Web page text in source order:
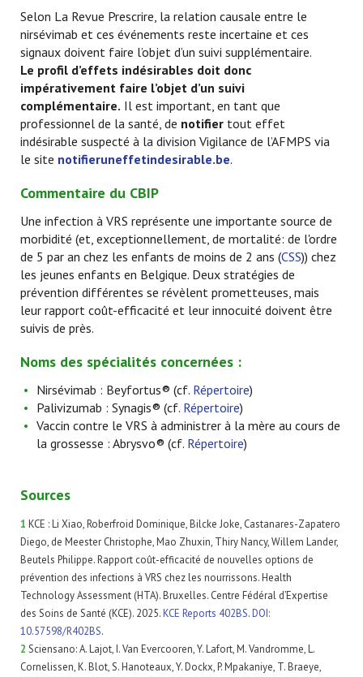
Selon La Revue Prescrire, la relation causale entre le
nirsévimab et ces événements reste incertaine et ces
signaux doivent faire l’objet d’un suivi supplémentaire.
Le profil d’effets indésirables doit donc
impérativement faire l’objet d’un suivi
complémentaire. Il est important, en tant que
professionnel de la santé, de notifier tout effet
indésirable suspecté à la division Vigilance de l’AFMPS via
le site notifieruneffetindesirable.be.
Commentaire du CBIP
Une infection à VRS représente une importante source de
morbidité (et, exceptionnellement, de mortalité: de l'ordre
de 5 par an chez les enfants de moins de 2 ans (CSS)) chez
les jeunes enfants en Belgique. Deux stratégies de
prévention différentes se révèlent prometteuses, mais
leur rapport coût-efficacité et leur innocuité doivent être
suivis de près.
Noms des spécialités concernées :
Nirsévimab : Beyfortus® (cf. Répertoire)
Palivizumab : Synagis® (cf. Répertoire)
Vaccin contre le VRS à administrer à la mère au cours de
la grossesse : Abrysvo® (cf. Répertoire)
Sources
1 KCE : Li Xiao, Roberfroid Dominique, Bilcke Joke, Castanares-Zapatero
Diego, de Meester Christophe, Mao Zhuxin, Thiry Nancy, Willem Lander,
Beutels Philippe. Rapport coût-efficacité de nouvelles options de
prévention des infections à VRS chez les nourrissons. Health
Technology Assessment (HTA). Bruxelles. Centre Fédéral d’Expertise
des Soins de Santé (KCE). 2025.KCE Reports 402BS.DOI:
10.57598/R402BS.
2 Sciensano: A. Lajot, I. Van Evercooren, Y. Lafort, M. Vandromme, L.
Cornelissen, K. Blot, S. Hanoteaux, Y. Dockx, P. Mpakaniye, T. Braeye,